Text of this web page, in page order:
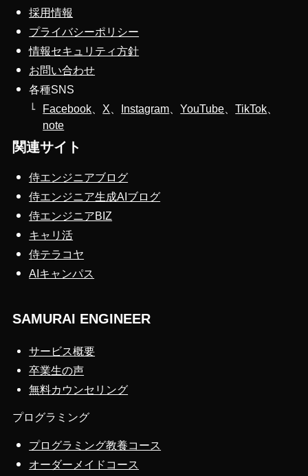
採用情報
プライバシーポリシー
情報セキュリティ方針
お問い合わせ
各種SNS
Facebook
X Instagram 、YouTube 、TikTok
note
関連サイト
侍エンジニアブログ
侍エンジニア生成AIブログ
侍エンジニアBIZ
キャリ活
侍テラコヤ
AIキャンパス
SAMURAI ENGINEER
サービス概要
卒業生の声
無料カウンセリング
プログラミング
プログラミング教養コース
オーダーメイドコース